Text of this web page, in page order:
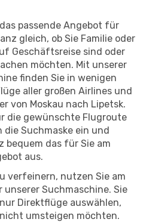
passende Angebot für
gleich, ob Sie Familie oder
Geschäftsreise sind oder
möchten. Mit unserer
finden Sie in wenigen
aller großen Airlines und
von Moskau nach Lipetsk.
die gewünschte Flugroute
die Suchmaske ein und
bequem das für Sie am
aus.
verfeinern, nutzen Sie am
Suchmaschine. Sie
Direktflüge auswählen,
umsteigen möchten.